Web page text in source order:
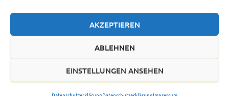
AKZEPTIEREN
ABLEHNEN
EINSTELLUNGEN ANSEHEN
company has now increased its target to €1.4 million.
Indielux offers patented cable Weiterlesen
IMPRESSUM DATENSCHUTZERKLÄRUNG ÜBER UNS VIB